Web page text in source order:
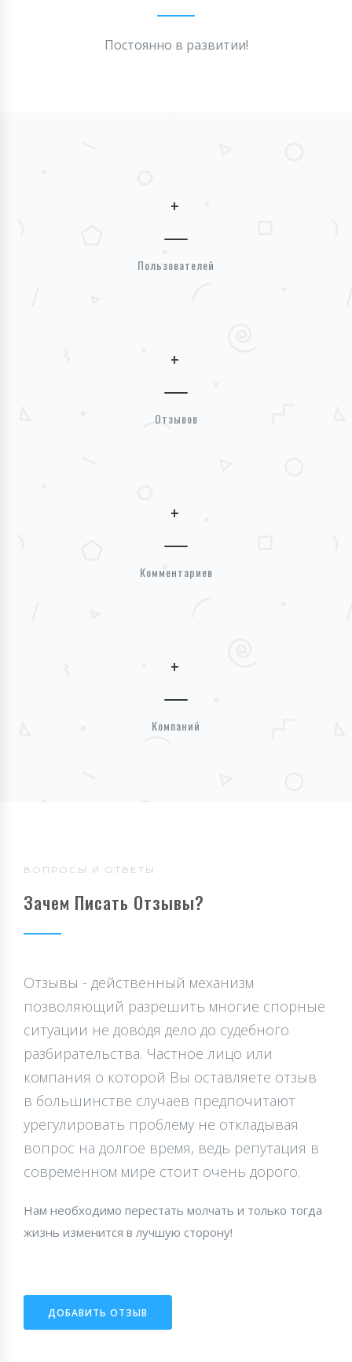
Постоянно в развитии!
+
Пользователей
+
Отзывов
+
Комментариев
+
Компаний
ВОПРОСЫ И ОТВЕТЫ
Зачем Писать Отзывы?
Отзывы - действенный механизм
позволяющий разрешить многие спорные
ситуации не доводя дело до судебного
разбирательства. Частное лицо или
компания о которой Вы оставляете отзыв
в большинстве случаев предпочитают
урегулировать проблему не откладывая
вопрос на долгое время, ведь репутация в
современном мире стоит очень дорого.
Нам необходимо перестать молчать и только тогда
жизнь изменится в лучшую сторону!
ДОБАВИТЬ ОТЗЫВ